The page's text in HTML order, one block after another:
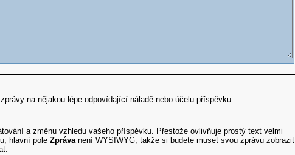
na nějakou lépe odpovídající náladě nebo účelu příspěvku.
a změnu vzhledu vašeho příspěvku. Přestože ovlivňuje prostý text velmi
hlavní poleZprávanení WYSIWYG, takže si budete muset svou zprávu zobrazit